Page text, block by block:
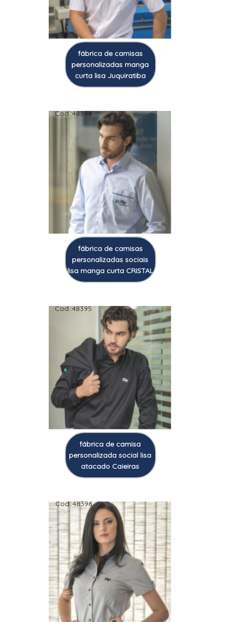
fábrica de camisas
personalizadas manga
curta lisa Juquiratiba
Cod.:48394
fábrica de camisas
personalizadas sociais
lisa manga curta CRISTAL
Cod.:48395
fábrica de camisa
personalizada social lisa
atacado Caieiras
Cod.:48396